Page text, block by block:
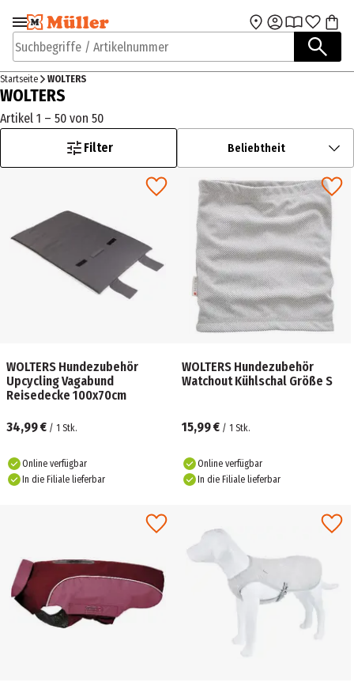
Zur Navigation
springen
Zum Hauptinhalt
Suchbegriffe / Artikelnummer
Startseite WOLTERS
WOLTERS
Artikel 1 – 50 von 50
Filter
Beliebtheit
WOLTERS Hundezubehör
Upcycling Vagabund
Reisedecke 100x70cm
34,99 € / 1 Stk.
Online verfügbar
In die Filiale lieferbar
WOLTERS Hundezubehör
Watchout Kühlschal Größe S
15,99 € / 1 Stk.
Online verfügbar
In die Filiale lieferbar